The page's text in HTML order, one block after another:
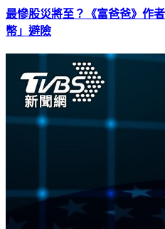
最慘股災將至？《富爸爸》作
幣」避險